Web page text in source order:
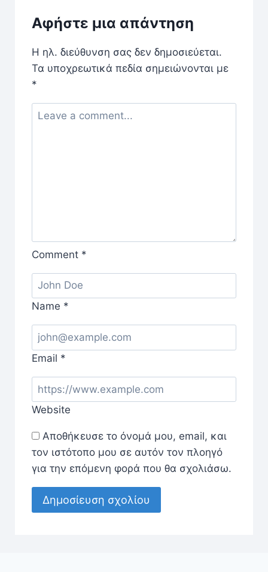
Αφήστε μια απάντηση
Η ηλ. διεύθυνση σας δεν δημοσιεύεται.
Τα υποχρεωτικά πεδία σημειώνονται με
*
Comment *
Name *
Email *
Website
Αποθήκευσε το όνομά μου, email, και
τον ιστότοπο μου σε αυτόν τον πλοηγό
για την επόμενη φορά που θα σχολιάσω.